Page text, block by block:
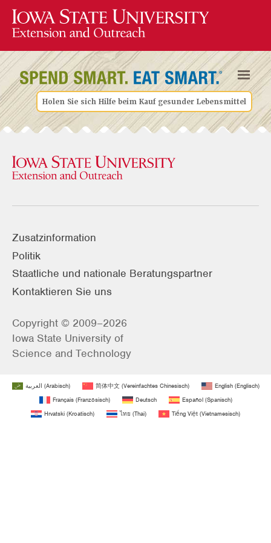
Holen Sie sich Hilfe beim Kauf gesunder Lebensmittel
Zusatzinformation
Politik
Staatliche und nationale Beratungspartner
Kontaktieren Sie uns
Copyright © 2009–2026
Iowa State University of
Science and Technology
العربية (Arabisch) 简体中文(Vereinfachtes Chinesisch) English(Englisch)
Français(Französisch) Deutsch Español(Spanisch)
Hrvatski (Kroatisch) ไทย (Thai) Tiếng Việt (Vietnamesisch)